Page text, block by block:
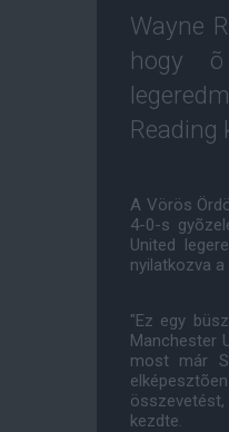
Wayne
hogy õ
Reading
A Vörös
4-0-s
United
nyilatkozva
"Ez egy
Manchester
most már
kezdte.